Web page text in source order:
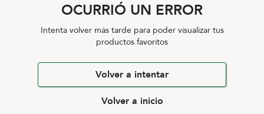
OCURRIÓ UN ERROR
Intenta volver más tarde para poder visualizar tus
productos favoritos
Volver a intentar
Volver a inicio